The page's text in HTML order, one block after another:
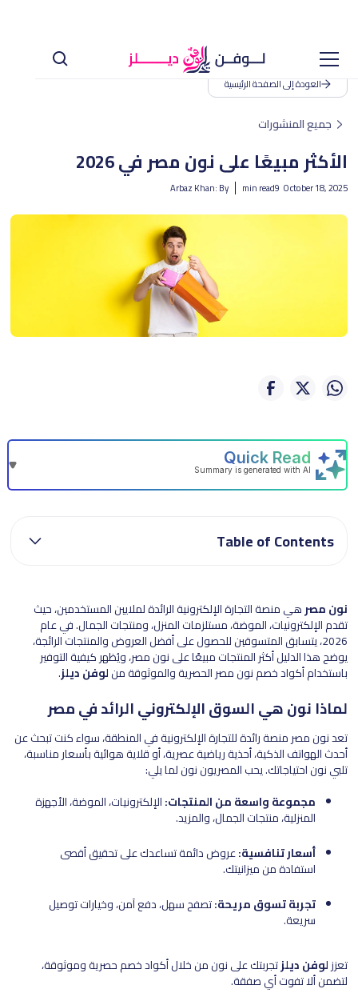
العودة إلى الصفحة الرئيسية
جميع المنشورات
الأكثر مبيعًا على نون مصر في 2026
October 18, 2025
9
min read
By :
Arbaz Khan
نون مصرهي منصة التجارة الإلكترونية الرائدة لملايين المستخدمين، حيث
تقدم الإلكترونيات، الموضة، مستلزمات المنزل، ومنتجات الجمال. في عام
2026، يتسابق المتسوقين للحصول على أفضل العروض والمنتجات الرائجة،
يوضح هذا الدليل أكثر المنتجات مبيعًا على نون مصر، ويُظهر كيفية التوفير
باستخدام أكواد خصم نون مصر الحصرية والموثوقة منلوفن ديلز.
لماذا نون هي السوق الإلكتروني الرائد في مصر
تعد نون مصر منصة رائدة للتجارة الإلكترونية في المنطقة، سواء كنت تبحث عن
أحدث الهواتف الذكية، أحذية رياضية عصرية، أو قلاية هوائية بأسعار مناسبة،
تلبي نون احتياجاتك. يحب المصريون نون لما يلي:
مجموعة واسعة من المنتجات:الإلكترونيات، الموضة، الأجهزة
المنزلية، منتجات الجمال، والمزيد.
أسعار تنافسية:عروض دائمة تساعدك على تحقيق أقصى
استفادة من ميزانيتك.
تجربة تسوق مريحة:تصفح سهل، دفع آمن، وخيارات توصيل
سريعة.
تعززلوفن ديلزتجربتك على نون من خلال أكواد خصم حصرية وموثوقة،
لتضمن ألا تفوت أي صفقة.
Table of Contents